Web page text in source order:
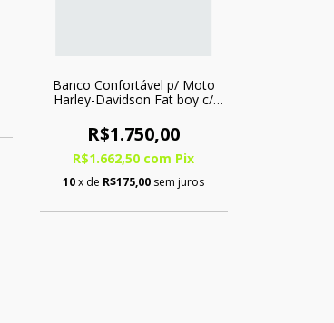
Banco Confortável p/ Moto
Harley-Davidson Fat boy c/
R$1.750,00
R$1.662,50 com Pix
10x de R$175,00 sem juros